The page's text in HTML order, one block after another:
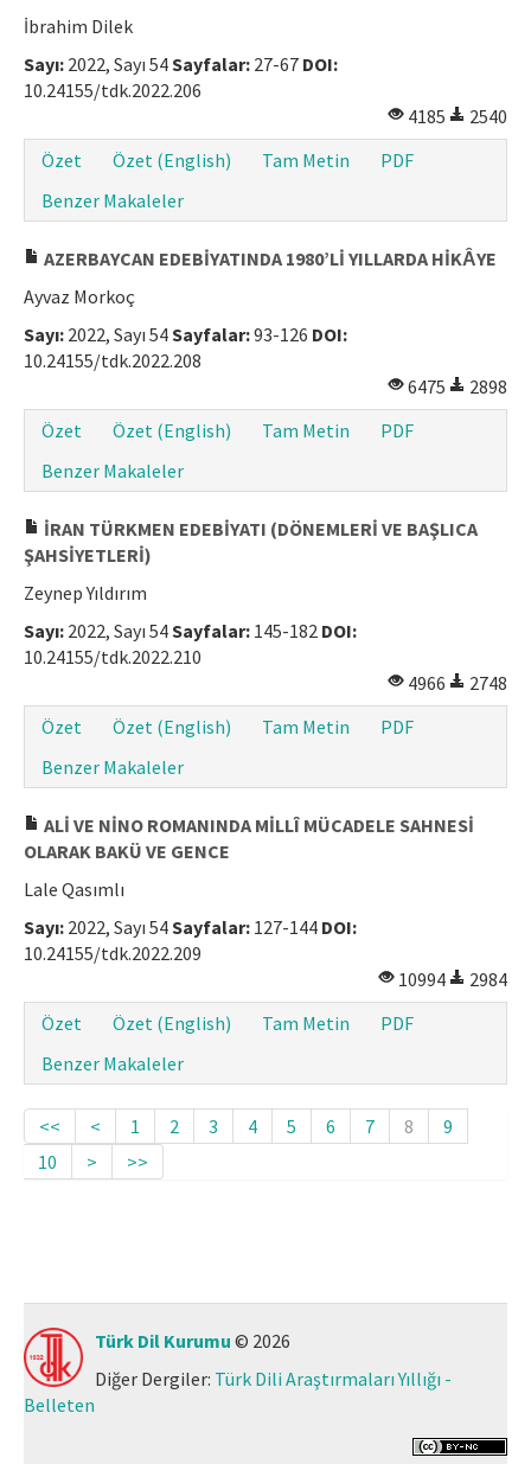
İbrahim Dilek
Sayı: 2022, Sayı 54Sayfalar: 27-67 DOI:
10.24155/tdk.2022.206
4185
2540
Özet
Özet (English) Tam Metin
PDF
Benzer Makaleler
AZERBAYCAN EDEBİYATINDA 1980’Lİ YILLARDA HİKȂYE
Ayvaz Morkoç
Sayı: 2022, Sayı 54Sayfalar:93-126 DOI:
10.24155/tdk.2022.208
6475
2898
Özet
Özet (English) Tam Metin
PDF
Benzer Makaleler
İRAN TÜRKMEN EDEBİYATI (DÖNEMLERİ VE BAŞLICA
ŞAHSİYETLERİ)
Zeynep Yıldırım
Sayı: 2022, Sayı 54Sayfalar: 145-182 DOI:
10.24155/tdk.2022.210
4966
2748
Özet
Özet (English) Tam Metin
PDF
Benzer Makaleler
ALİ VE NİNO ROMANINDA MİLLÎ MÜCADELE SAHNESİ
OLARAK BAKÜ VE GENCE
Lale Qasımlı
Sayı: 2022, Sayı 54Sayfalar: 127-144 DOI:
10.24155/tdk.2022.209
10994
2984
Özet
Özet (English) Tam Metin
PDF
Benzer Makaleler
<< < 1 2 3 4 5 6 7 8
9
10
> >>
Türk Dil Kurumu © 2026
Diğer Dergiler: Türk Dili Araştırmaları Yıllığı -
Belleten